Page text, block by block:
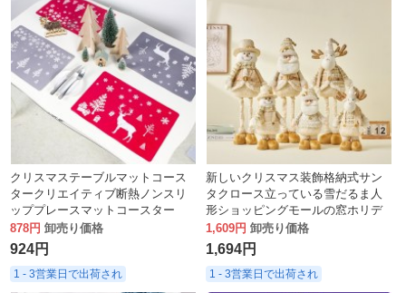
クリスマステーブルマットコース
タークリエイティブ断熱ノンスリ
ッププレースマットコースター
PVCプリントプレースマットコー
スター
878円 卸売り価格
924円
1 - 3営業日で出荷され
新しいクリスマス装飾格納式サン
タクロース立っている雪だるま人
形ショッピングモールの窓ホリデ
ーギフトの装飾品
1,609円 卸売り価格
1,694円
1 - 3営業日で出荷され